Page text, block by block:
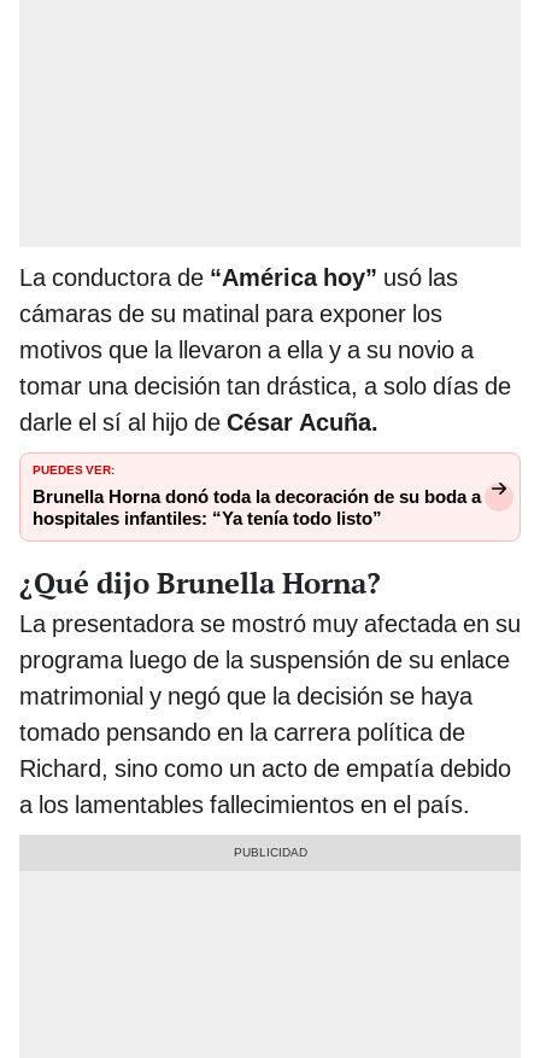
La conductora de “América hoy” usó las
cámaras de su matinal para exponer los
motivos que la llevaron a ella y a su novio a
tomar una decisión tan drástica, a solo días de
darle el sí al hijo de César Acuña.
PUEDES VER:
Brunella Horna donó toda la decoración de su boda a
hospitales infantiles: “Ya tenía todo listo”
¿Qué dijo Brunella Horna?
La presentadora se mostró muy afectada en su
programa luego de la suspensión de su enlace
matrimonial y negó que la decisión se haya
tomado pensando en la carrera política de
Richard, sino como un acto de empatía debido
a los lamentables fallecimientos en el país.